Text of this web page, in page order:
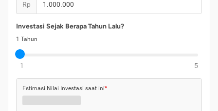
Rp
Investasi Sejak Berapa Tahun Lalu?
1 Tahun
1 5
Estimasi Nilai Investasi saat ini*